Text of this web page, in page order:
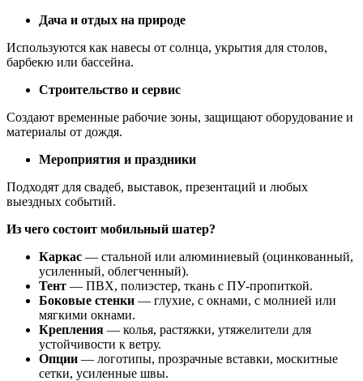
Дача и отдых на природе
Используются как навесы от солнца, укрытия для столов,
барбекю или бассейна.
Строительство и сервис
Создают временные рабочие зоны, защищают оборудование и
материалы от дождя.
Мероприятия и праздники
Подходят для свадеб, выставок, презентаций и любых
выездных событий.
Из чего состоит мобильный шатер?
Каркас — стальной или алюминиевый (оцинкованный,
усиленный, облегченный).
Тент — ПВХ, полиэстер, ткань с ПУ-пропиткой.
Боковые стенки — глухие, с окнами, с молнией или
мягкими окнами.
Крепления — колья, растяжки, утяжелители для
устойчивости к ветру.
Опции — логотипы, прозрачные вставки, москитные
сетки, усиленные швы.